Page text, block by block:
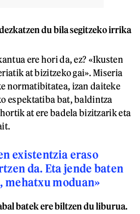
du bila segitzeko irrika
ere hori da, ez? «Ikusten
at bizitzeko gai». Miseria
normatibitatea, izan daiteke
espektatiba bat, baldintza
at ere badela bizitzarik eta
existentzia eraso
da. Eta jende baten
mehatxu moduan»
batek ere biltzen du liburua.